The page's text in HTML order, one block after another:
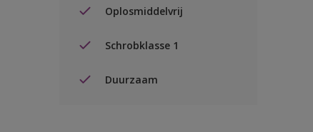
Oplosmiddelvrij
Schrobklasse 1
Duurzaam